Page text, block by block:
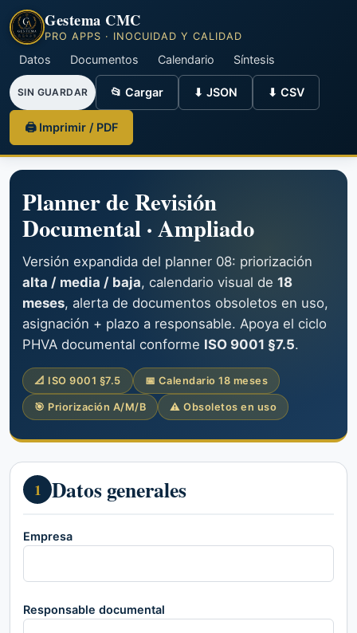
Gestema CMC
PRO APPS · INOCUIDAD Y CALIDAD
Datos Documentos Calendario Síntesis
SIN GUARDAR 📂 Cargar ⬇ JSON ⬇ CSV
🖨 Imprimir / PDF
Planner de Revisión
Documental · Ampliado
Versión expandida del planner 08: priorización
alta / media / baja, calendario visual de 18
meses, alerta de documentos obsoletos en uso,
asignación + plazo a responsable. Apoya el ciclo
PHVA documental conforme ISO 9001 §7.5.
📐 ISO 9001 §7.5 📅 Calendario 18 meses
🎯 Priorización A/M/B ⚠ Obsoletos en uso
1 Datos generales
Empresa
Responsable documental